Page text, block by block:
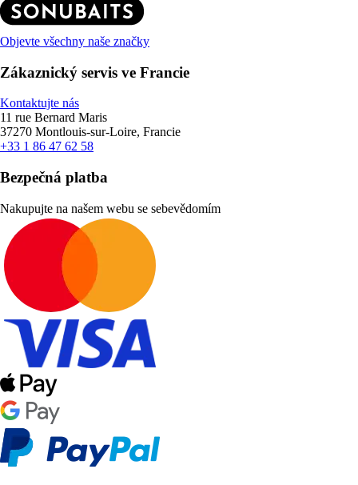
Objevte všechny naše značky
Zákaznický servis ve Francie
Kontaktujte nás
11 rue Bernard Maris
37270 Montlouis-sur-Loire, Francie
+33 1 86 47 62 58
Bezpečná platba
Nakupujte na našem webu se sebevědomím